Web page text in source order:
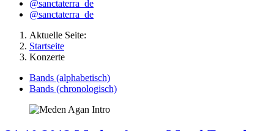
@sanctaterra_de
@sanctaterra_de
Aktuelle Seite:
Startseite
Konzerte
Bands (alphabetisch)
Bands (chronologisch)